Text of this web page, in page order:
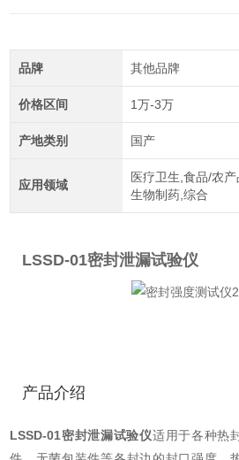
品牌 其他品牌
价格区间 1万-3万
产地类别 国产
应用领域
医疗卫生,食品/农
生物制药,综合
LSSD-01密封泄漏试验仪
产品介绍
LSSD-01密封泄漏试验仪适用于各种热